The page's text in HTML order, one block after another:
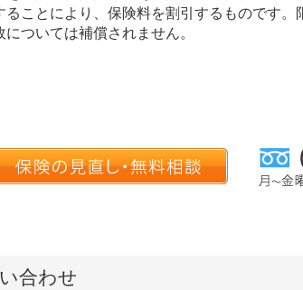
ることにより、保険料を割引するものです
については補償されません。
合わせ